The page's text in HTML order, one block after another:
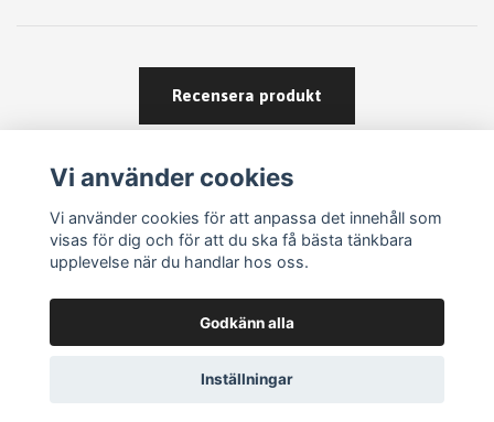
Recensera produkt
Om köp och returer
Vi använder cookies
Vi använder cookies för att anpassa det innehåll som
visas för dig och för att du ska få bästa tänkbara
upplevelse när du handlar hos oss.
Godkänn alla
Inställningar